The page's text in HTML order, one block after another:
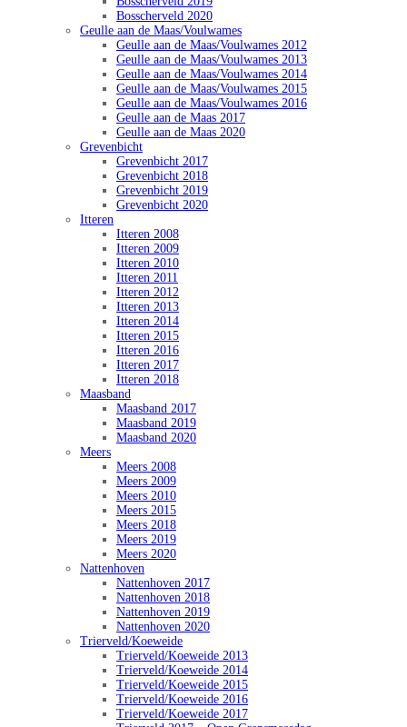
Bosscherveld 2020
Geulle aan de Maas/Voulwames
Geulle aan de Maas/Voulwames 2012
Geulle aan de Maas/Voulwames 2013
Geulle aan de Maas/Voulwames 2014
Geulle aan de Maas/Voulwames 2015
Geulle aan de Maas/Voulwames 2016
Geulle aan de Maas 2017
Geulle aan de Maas 2020
Grevenbicht
Grevenbicht 2017
Grevenbicht 2018
Grevenbicht 2019
Grevenbicht 2020
Itteren
Itteren 2008
Itteren 2009
Itteren 2010
Itteren 2011
Itteren 2012
Itteren 2013
Itteren 2014
Itteren 2015
Itteren 2016
Itteren 2017
Itteren 2018
Maasband
Maasband 2017
Maasband 2019
Maasband 2020
Meers
Meers 2008
Meers 2009
Meers 2010
Meers 2015
Meers 2018
Meers 2019
Meers 2020
Nattenhoven
Nattenhoven 2017
Nattenhoven 2018
Nattenhoven 2019
Nattenhoven 2020
Trierveld/Koeweide
Trierveld/Koeweide 2013
Trierveld/Koeweide 2014
Trierveld/Koeweide 2015
Trierveld/Koeweide 2016
Trierveld/Koeweide 2017